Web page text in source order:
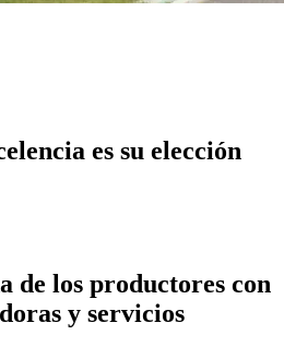
es su elección
de los productores con
y servicios